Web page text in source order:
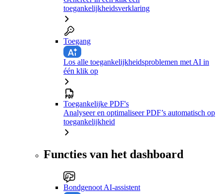
toegankelijkheidsverklaring
Toegang
Los alle toegankelijkheidsproblemen met AI in
één klik op
Toegankelijke PDF's
Analyseer en optimaliseer PDF’s automatisch op
toegankelijkheid
Functies van het dashboard
Bondgenoot AI-assistent